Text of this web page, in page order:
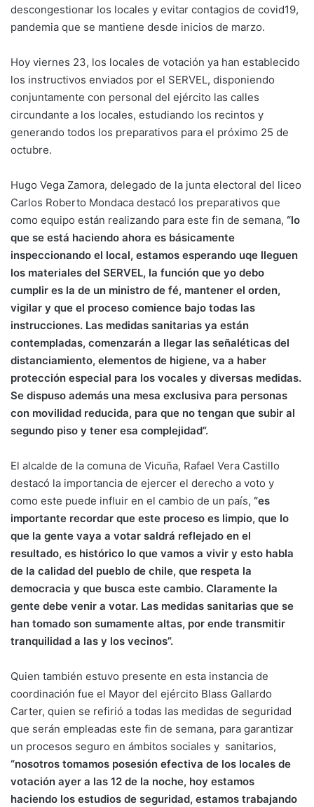
descongestionar los locales y evitar contagios de covid19,
pandemia que se mantiene desde inicios de marzo.
Hoy viernes 23, los locales de votación ya han establecido
los instructivos enviados por el SERVEL, disponiendo
conjuntamente con personal del ejército las calles
circundante a los locales, estudiando los recintos y
generando todos los preparativos para el próximo 25 de
octubre.
Hugo Vega Zamora, delegado de la junta electoral del liceo
Carlos Roberto Mondaca destacó los preparativos que
como equipo están realizando para este fin de semana, “lo
que se está haciendo ahora es básicamente
inspeccionando el local, estamos esperando uqe lleguen
los materiales del SERVEL, la función que yo debo
cumplir es la de un ministro de fé, mantener el orden,
vigilar y que el proceso comience bajo todas las
instrucciones. Las medidas sanitarias ya están
contempladas, comenzarán a llegar las señaléticas del
distanciamiento, elementos de higiene, va a haber
protección especial para los vocales y diversas medidas.
Se dispuso además una mesa exclusiva para personas
con movilidad reducida, para que no tengan que subir al
segundo piso y tener esa complejidad”.
El alcalde de la comuna de Vicuña, Rafael Vera Castillo
destacó la importancia de ejercer el derecho a voto y
como este puede influir en el cambio de un país, “es
importante recordar que este proceso es limpio, que lo
que la gente vaya a votar saldrá reflejado en el
resultado, es histórico lo que vamos a vivir y esto habla
de la calidad del pueblo de chile, que respeta la
democracia y que busca este cambio. Claramente la
gente debe venir a votar. Las medidas sanitarias que se
han tomado son sumamente altas, por ende transmitir
tranquilidad a las y los vecinos”.
Quien también estuvo presente en esta instancia de
coordinación fue el Mayor del ejército Blass Gallardo
Carter, quien se refirió a todas las medidas de seguridad
que serán empleadas este fin de semana, para garantizar
un procesos seguro en ámbitos sociales y sanitarios,
“nosotros tomamos posesión efectiva de los locales de
votación ayer a las 12 de la noche, hoy estamos
haciendo los estudios de seguridad, estamos trabajando